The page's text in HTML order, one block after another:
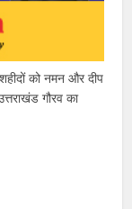
को नमन और दीप
गौरव का